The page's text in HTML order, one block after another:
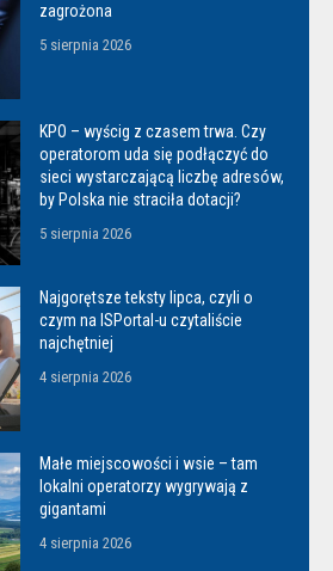
zagrożona
5 sierpnia 2026
KPO – wyścig z czasem trwa. Czy
operatorom uda się podłączyć do
sieci wystarczającą liczbę adresów,
by Polska nie straciła dotacji?
5 sierpnia 2026
Najgorętsze teksty lipca, czyli o
czym na ISPortal-u czytaliście
najchętniej
4 sierpnia 2026
Małe miejscowości i wsie – tam
lokalni operatorzy wygrywają z
gigantami
4 sierpnia 2026